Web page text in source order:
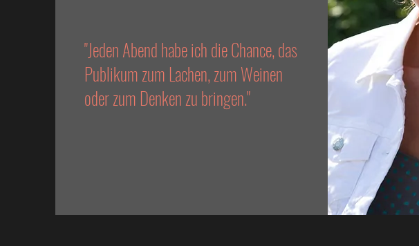
"Jeden Abend habe ich die Chance, das
Publikum zum Lachen, zum Weinen
oder zum Denken zu bringen."